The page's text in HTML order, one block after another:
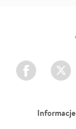
Facebook Twitter
Informacje